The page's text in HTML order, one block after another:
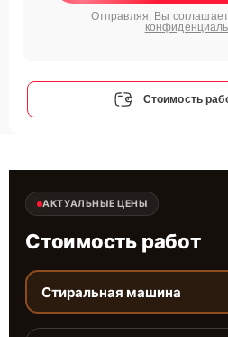
Отправляя, Вы
Стоимость
АКТУАЛЬНЫЕ ЦЕНЫ
Стоимость работ
Стиральная машина